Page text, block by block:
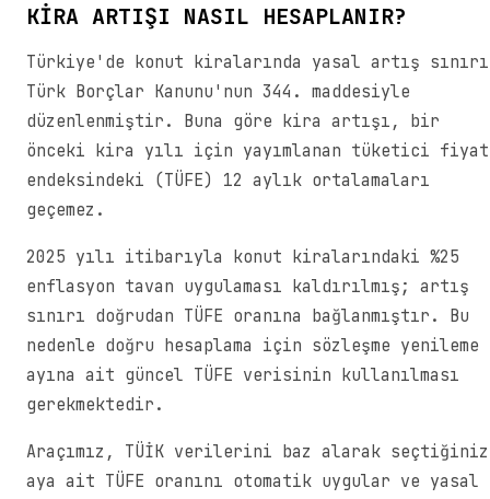
KIRA ARTIŞI NASIL HESAPLANIR?
Türkiye'de konut kiralarında yasal artış
Türk Borçlar Kanunu'nun 344. maddesiyle
düzenlenmiştir. Buna göre kira artışı, bir
önceki kira yılı için yayımlanan tüketici fiyat
endeksindeki (TÜFE) 12 aylık ortalamaları
geçemez.
2025 yılı itibarıyla konut kiralarındaki %25
enflasyon tavan uygulaması kaldırılmış; artış
sınırı doğrudan TÜFE oranına bağlanmıştır. Bu
nedenle doğru hesaplama için sözleşme yenileme
ayına ait güncel TÜFE verisinin kullanılması
gerekmektedir.
Araçımız, TÜİK verilerini baz alarak seçtiğiniz
aya ait TÜFE oranını otomatik uygular ve yasal